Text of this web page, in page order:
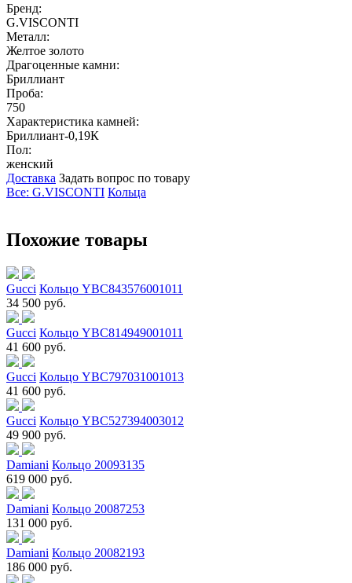
Бренд:
G.VISCONTI
Металл:
Желтое золото
Драгоценные камни:
Бриллиант
Проба:
750
Характеристика камней:
Бриллиант-0,19К
Пол:
женский
Доставка Задать вопрос по товару
Все: G.VISCONTI Кольца
Похожие товары
Gucci Кольцо YBC843576001011
34 500 руб.
Gucci Кольцо YBC814949001011
41 600 руб.
Gucci Кольцо YBC797031001013
41 600 руб.
Gucci Кольцо YBC527394003012
49 900 руб.
Damiani Кольцо 20093135
619 000 руб.
Damiani Кольцо 20087253
131 000 руб.
Damiani Кольцо 20082193
186 000 руб.